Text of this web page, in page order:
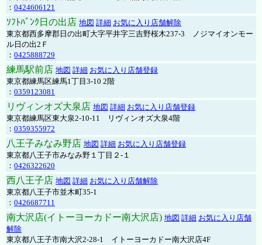
： 0424606121
ｿﾌﾄﾊﾞﾝｸ日の出店 地図 詳細 お気に入り店舗解除
東京都西多摩郡日の出町大字平井字三吉野桜木237-3 ノジマイオンモー
ル日の出2Ｆ
： 0425888729
練馬駅前店 地図 詳細 お気に入り店舗登録
東京都練馬区練馬1丁目3-10 2階
： 0359123081
リヴィンオズ大泉店 地図 詳細 お気に入り店舗登録
東京都練馬区東大泉2-10-11 リヴィンオズ大泉4階
： 0359355972
八王子みなみ野店 地図 詳細 お気に入り店舗登録
東京都八王子市みなみ野１丁目２-１
： 0426322620
西八王子店 地図 詳細 お気に入り店舗解除
東京都八王子市並木町35-1
： 0426687711
南大沢店(イトーヨーカドー南大沢店) 地図 詳細 お気に入り店舗
解除
東京都八王子市南大沢2-28-1 イトーヨーカドー南大沢店4F